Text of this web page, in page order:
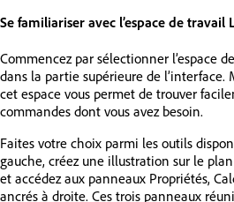
Se familiariser avec l’espace de travail
Commencez par sélectionner l’espace
dans la partie supérieure de l’interface.
cet espace vous permet de trouver
commandes dont vous avez besoin.
Faites votre choix parmi les outils
gauche, créez une illustration sur le
et accédez aux panneaux Propriétés,
ancrés à droite. Ces trois panneaux